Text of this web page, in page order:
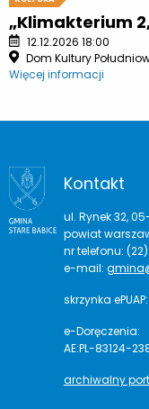
„Klimakterium
12.12.2026 18:00
Dom Kultury
Więcej informacji
Kontakt
ul. Rynek 32,
powiat
nr telefonu:
e-mail:
skrzynka
e-Doręczenia:
AE:PL-83124-
archiwalny